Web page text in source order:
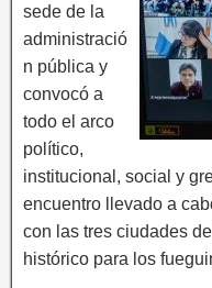
sede de la
administració
n pública y
convocó a
todo el arco
político,
institucional, social y
encuentro llevado a
con las tres ciudades
histórico para los